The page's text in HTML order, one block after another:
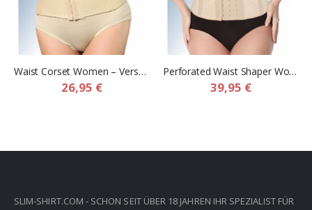
Waist Corset Women – Verstellbares Bauch Korsett für Damen
26,95 €
Perforated Waist Shaper Women – Perforierter Kompressionsgürtel für Frauen
39,95 €
SLIM-SHIRT.COM - SCHON SEIT ÜBER 18 JAHREN IHR SPEZIALIST FÜR